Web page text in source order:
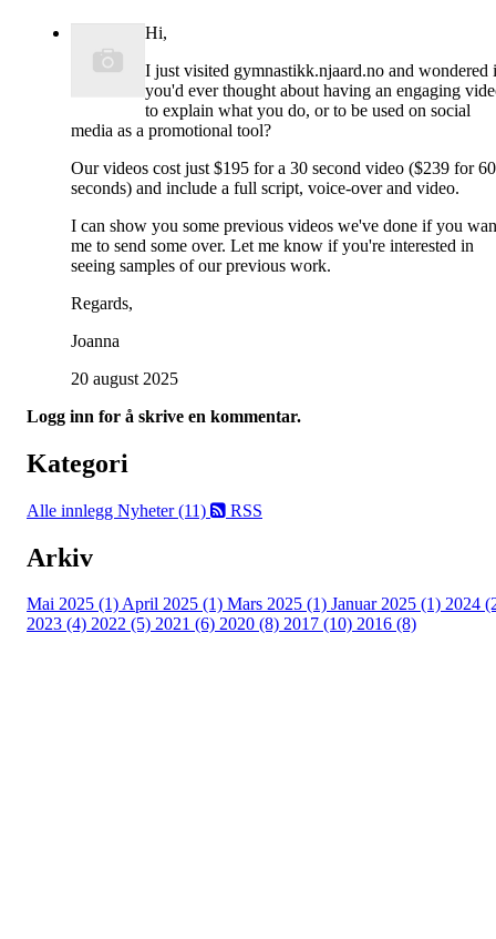
Hi,
I just visited gymnastikk.njaard.no and wondered
you'd ever thought about having an engaging
to explain what you do, or to be used on social
media as a promotional tool?
Our videos cost just $195 for a 30 second video ($239 for 60
seconds) and include a full script, voice-over and video.
I can show you some previous videos we've done if you
me to send some over. Let me know if you're interested in
seeing samples of our previous work.
Regards,
Joanna
20 august 2025
Logg inn for å skrive en kommentar.
Kategori
Alle innlegg Nyheter (11) RSS
Arkiv
Mai 2025 (1)April 2025 (1) Mars 2025 (1) Januar 2025 (1) 2024
2023 (4) 2022 (5) 2021 (6) 2020 (8) 2017 (10) 2016 (8)